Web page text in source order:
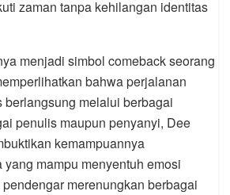
zaman tanpa kehilangan identitas
menjadi simbol comeback seorang
bahwa perjalanan
berlangsung melalui berbagai
penulis maupun penyanyi, Dee
kemampuannya
mampu menyentuh emosi
merenungkan berbagai